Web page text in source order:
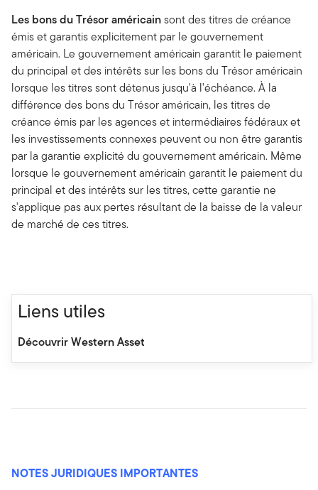
Les bons du Trésor américainsont des titres de créance
émis et garantis explicitement par le gouvernement
américain. Le gouvernement américain garantit le paiement
du principal et des intérêts sur les bons du Trésor américain
lorsque les titres sont détenus jusqu'à l'échéance. À la
différence des bons du Trésor américain, les titres de
créance émis par les agences et intermédiaires fédéraux et
les investissements connexes peuvent ou non être garantis
par la garantie explicité du gouvernement américain. Même
lorsque le gouvernement américain garantit le paiement du
principal et des intérêts sur les titres, cette garantie ne
s'applique pas aux pertes résultant de la baisse de la valeur
de marché de ces titres.
Liens utiles
Découvrir Western Asset
NOTES JURIDIQUES IMPORTANTES